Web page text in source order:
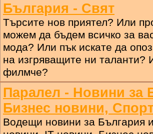
България - Свят
Търсите нов приятел? Или
можем да бъдем всичко за
мода? Или пък искате да
на изгряващите ни таланти?
филмче?
Паралел - Новини за
Бизнес новини,
Водещи новини за България